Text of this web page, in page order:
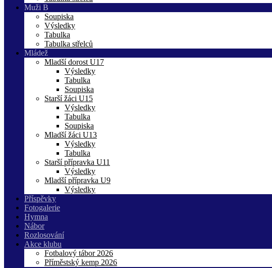
Muži B
Soupiska
Výsledky
Tabulka
Tabulka střelců
Mládež
Mladší dorost U17
Výsledky
Tabulka
Soupiska
Starší žáci U15
Výsledky
Tabulka
Soupiska
Mladší žáci U13
Výsledky
Tabulka
Starší přípravka U11
Výsledky
Mladší přípravka U9
Výsledky
Příspěvky
Fotogalerie
Hymna
Nábor
Rozlosování
Akce klubu
Fotbalový tábor 2026
Příměstský kemp 2026